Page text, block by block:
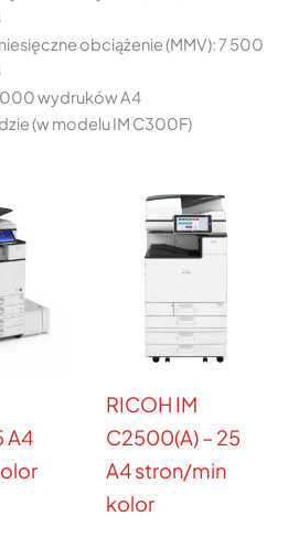
obciążenie (MMV): 7 500
wydruków A4
(w modelu IM C300F)
A4
RICOH IM
C2500(A) – 25
A4 stron/min
kolor